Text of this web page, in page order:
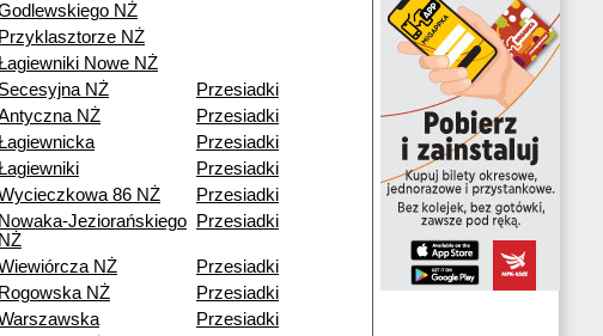
NŻ
Przyklasztorze NŻ
Nowe NŻ
Secesyjna NŻ
Przesiadki
NŻ
Przesiadki
Przesiadki
Przesiadki
86 NŻ
Przesiadki
Nowaka-Jeziorańskiego
NŻ
Przesiadki
NŻ
Przesiadki
Rogowska NŻ
Przesiadki
Przesiadki